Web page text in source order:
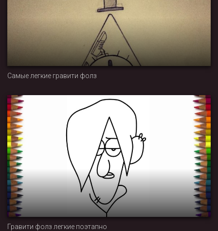
Самые легкие гравити фолз
Гравити фолз легкие поэтапно